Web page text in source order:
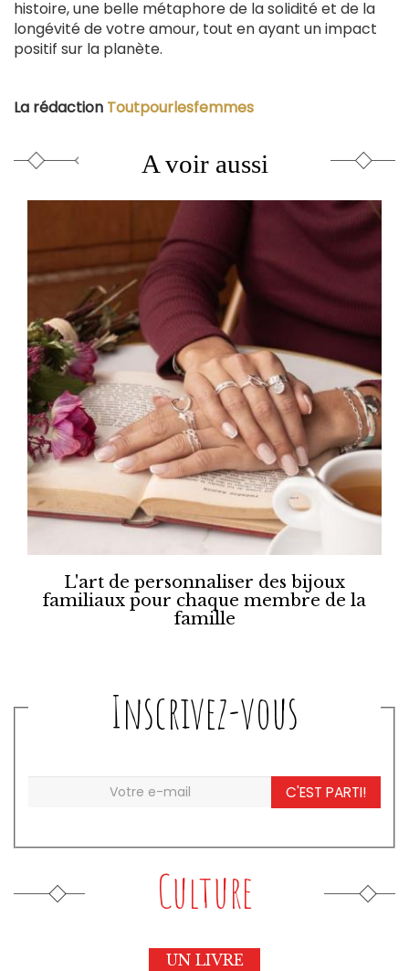
histoire, une belle métaphore de la solidité et de la
longévité de votre amour, tout en ayant un impact
positif sur la planète.
La rédaction Toutpourlesfemmes
A voir aussi
L'art de personnaliser des bijoux
familiaux pour chaque membre de la
famille
Inscrivez-vous
C'EST PARTI!
Culture
UN LIVRE